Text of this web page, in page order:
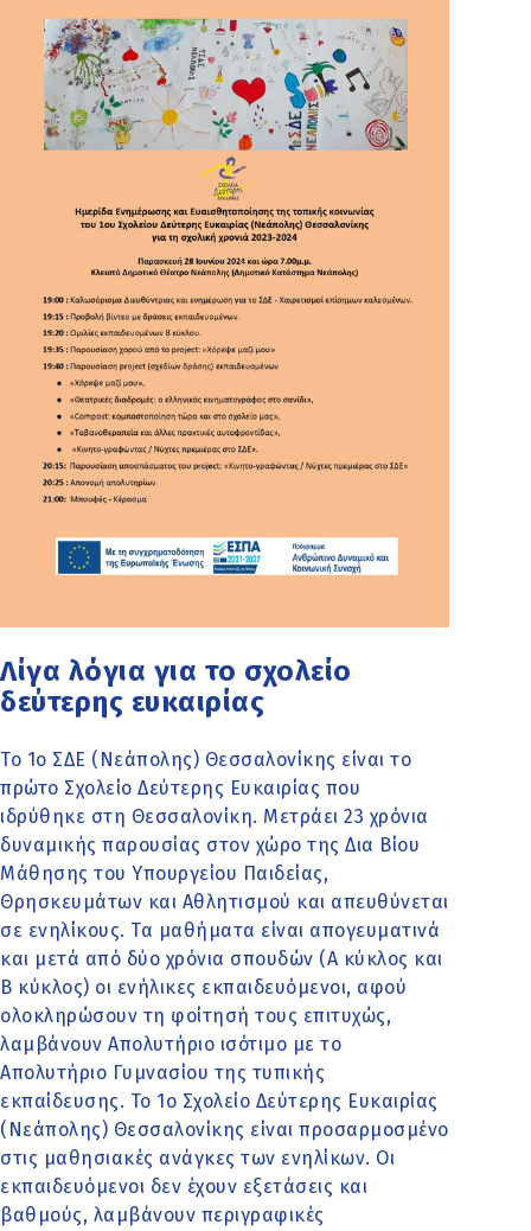
Λίγα λόγια για το σχολείο
δεύτερης ευκαιρίας
Το 1ο ΣΔΕ (Νεάπολης) Θεσσαλονίκης είναι το
πρώτο Σχολείο Δεύτερης Ευκαιρίας που
ιδρύθηκε στη Θεσσαλονίκη. Μετράει 23 χρόνια
δυναμικής παρουσίας στον χώρο της Δια Βίου
Μάθησης του Υπουργείου Παιδείας,
Θρησκευμάτων και Αθλητισμού και απευθύνεται
σε ενηλίκους. Τα μαθήματα είναι απογευματινά
και μετά από δύο χρόνια σπουδών (Α κύκλος και
Β κύκλος) οι ενήλικες εκπαιδευόμενοι, αφού
ολοκληρώσουν τη φοίτησή τους επιτυχώς,
λαμβάνουν Απολυτήριο ισότιμο με το
Απολυτήριο Γυμνασίου της τυπικής
εκπαίδευσης. Το 1ο Σχολείο Δεύτερης Ευκαιρίας
(Νεάπολης) Θεσσαλονίκης είναι προσαρμοσμένο
στις μαθησιακές ανάγκες των ενηλίκων. Οι
εκπαιδευόμενοι δεν έχουν εξετάσεις και
βαθμούς, λαμβάνουν περιγραφικές